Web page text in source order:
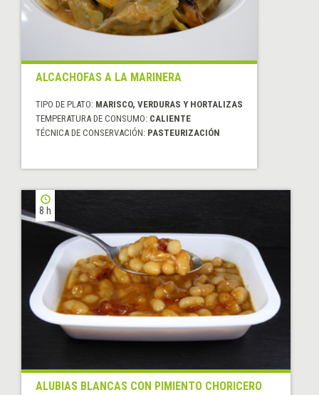
ALCACHOFAS A LA MARINERA
TIPO DE PLATO: MARISCO, VERDURAS Y HORTALIZAS
TEMPERATURA DE CONSUMO: CALIENTE
TÉCNICA DE CONSERVACIÓN: PASTEURIZACIÓN
8 h
ALUBIAS BLANCAS CON PIMIENTO CHORICERO